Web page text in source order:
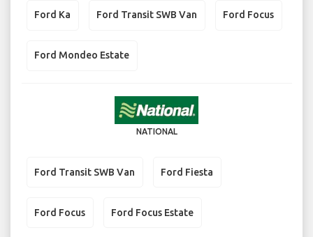
Ford Ka Ford Transit SWB Van Ford Focus
Ford Mondeo Estate
NATIONAL
Ford Transit SWB Van Ford Fiesta
Ford Focus Ford Focus Estate